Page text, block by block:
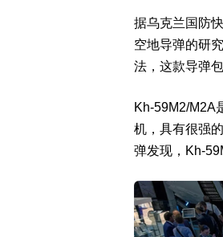
据乌克兰国防
空地导弹的研
法，这款导弹
Kh-59M2/M2A
机，具有很强
弹发现，Kh-